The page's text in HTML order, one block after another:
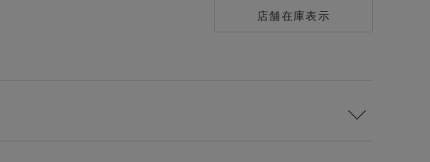
店舗在庫表示